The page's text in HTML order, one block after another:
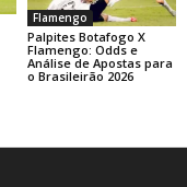
Flamengo
Palpites Botafogo X
Flamengo: Odds e
Análise de Apostas para
o Brasileirão 2026